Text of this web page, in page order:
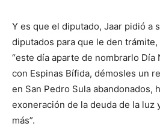
Y es que el diputado, Jaar pidió a
diputados para que le den
“este día aparte de nombrarlo Día
con Espinas Bífida, démosles un
en San Pedro Sula abandonados,
exoneración de la deuda de la luz
más”.